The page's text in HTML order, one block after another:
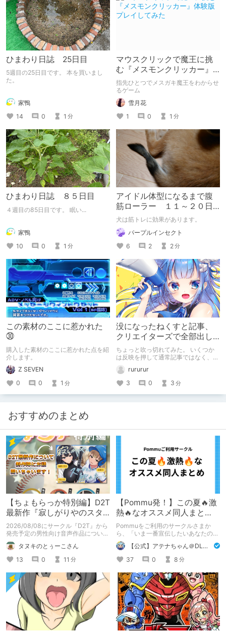
ひまわり日誌 25日目
5週目の25日目です。 本を買いまし
た。
家鴨
14
0 1 分
マウスクリックで魔王に挑
む『メスモンクリッカー』
体験版プレイしてみた
指先ひとつでメスガキ魔王をわからせ
るゲーム
雪月花
1
0 1 分
ひまわり日誌 ８５日目
４週目の85日目です。 眠い...
家鴨
10
0 1 分
アイドル体型になるまで腹
筋ローラー １１～２０日
目のはずなんだけど犬の話
しかしない
犬は筋トレに効果があります。
パープルインセクト
6
2 2分
この素材のここに惹かれた
㉚
購入した素材のここに惹かれた点を紹
介します。
Z SEVEN
0
0 1 分
没になったねくすと記事、
クリエイターズで全部出し
てみます。
ちょっと吹っ切れてみた。 いくつか
は反映を押して通常記事ではなく、ク
なと。rururur
3
0 3 分
おすすめのまとめ
【ちょもらっか特別編】D2T
最新作『寂しがりやのスタ
ーダストと触れあって』制
作陣にインタビュー！🎤
2026/08/08にサークル『D2T』から
発売予定の男性向け音声作品について
逆神ラニさんと不束こけしさんにお話
聞いちゃいました！夏コミに関する告
知もあります！
タヌキのとぅーこさん
13
0 11 分
【Pommu発！】この夏🔥激
熱🔥なオススメ同人まと
め！ その1
Pommuをご利用のサークルさまか
ら、「いま一番宣伝したいあなたの
DLsite作品」を募りました！ この夏
🔥激熱🔥な作品ばかり！あなたがまだ
出会っていない、運命の作品が見つか
るかも！
【公式】アテナちゃん＠DLチャンネル
37
0 8 分